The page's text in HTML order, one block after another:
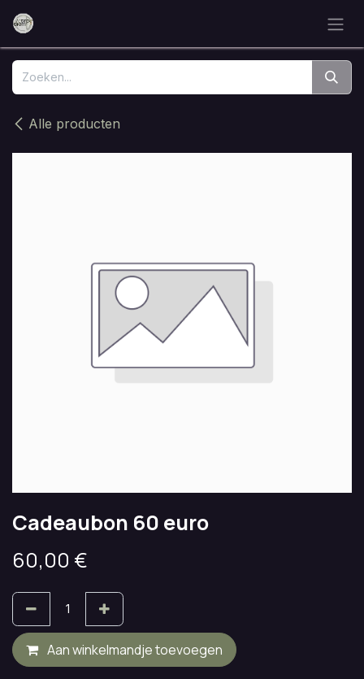
Overslaan naar inhoud
Alle producten
Cadeaubon 60 euro
60,00 €
Aan winkelmandje toevoegen